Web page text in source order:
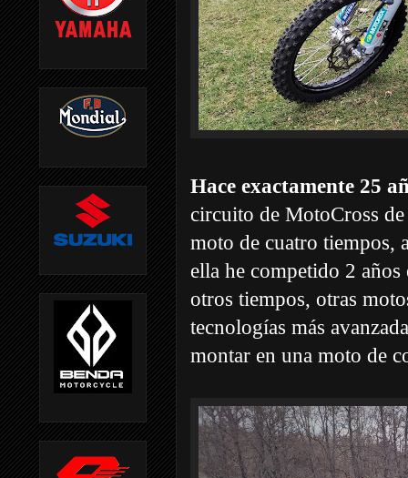
Hace exactamente 25
circuito de MotoCross
moto de cuatro tiempos,
ella he competido 2
otros tiempos, otras
tecnologías más
montar en una moto de